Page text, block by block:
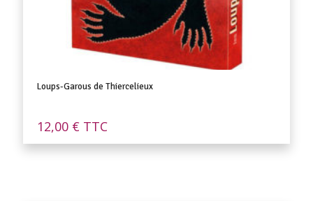
Loups-Garous de Thiercelieux
12,00 € TTC